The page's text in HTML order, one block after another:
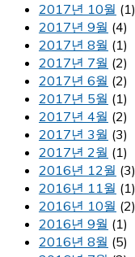
2017년 10월 (1)
2017년 9월 (4)
2017년 8월 (1)
2017년 7월 (2)
2017년 6월 (2)
2017년 5월 (1)
2017년 4월 (2)
2017년 3월 (3)
2017년 2월 (1)
2016년 12월 (3)
2016년 11월 (1)
2016년 10월 (2)
2016년 9월 (1)
2016년 8월 (5)